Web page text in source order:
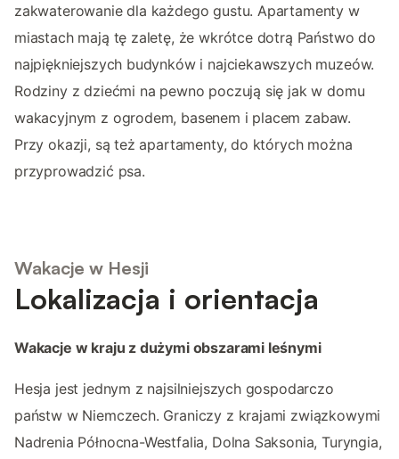
zakwaterowanie dla każdego gustu. Apartamenty w
miastach mają tę zaletę, że wkrótce dotrą Państwo do
najpiękniejszych budynków i najciekawszych muzeów.
Rodziny z dziećmi na pewno poczują się jak w domu
wakacyjnym z ogrodem, basenem i placem zabaw.
Przy okazji, są też apartamenty, do których można
przyprowadzić psa.
Wakacje w Hesji
Lokalizacja i orientacja
Wakacje w kraju z dużymi obszarami leśnymi
Hesja jest jednym z najsilniejszych gospodarczo
państw w Niemczech. Graniczy z krajami związkowymi
Nadrenia Północna-Westfalia, Dolna Saksonia, Turyngia,